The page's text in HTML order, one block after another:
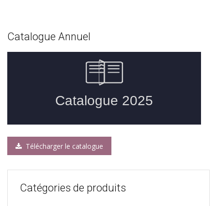
Catalogue Annuel
Télécharger le catalogue
Catégories de produits